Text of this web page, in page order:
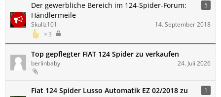
Der gewerbliche Bereich im 124-Spider-Forum:
Händlermeile
5
3
Skullz101 14. September 2018
Top gepflegter FIAT 124 Spider zu verkaufen
berlinbaby 24. Juli 2026
Fiat 124 Spider Lusso Automatik EZ 02/2018 zu
1